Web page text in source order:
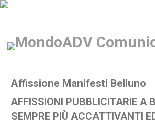
Affissione Manifesti Belluno
AFFISSIONI PUBBLICITARIE A
SEMPRE PIÙ ACCATTIVANTI